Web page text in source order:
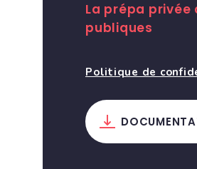
La prépa privée
publiques
Politique de